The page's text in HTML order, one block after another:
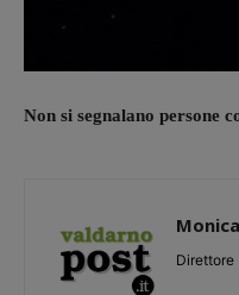
Non si segnalano persone
Direttore